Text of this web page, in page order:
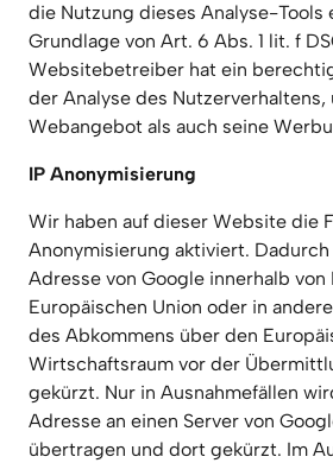
die Nutzung dieses Analyse-Tools
Grundlage von Art. 6 Abs. 1 lit. f
Websitebetreiber hat ein
der Analyse des Nutzerverhaltens,
Webangebot als auch seine
IP Anonymisierung
Wir haben auf dieser Website die
Anonymisierung aktiviert.
Adresse von Google innerhalb
Europäischen Union oder in
des Abkommens über den
Wirtschaftsraum vor der
gekürzt. Nur in Ausnahmefällen
Adresse an einen Server von
übertragen und dort gekürzt. Im